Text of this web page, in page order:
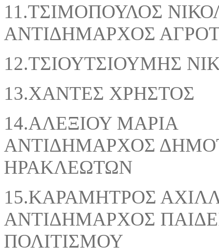
ΑΝΤΙΔΗΜΑΡΧΟΣ
12.ΤΣΙΟΥΤΣΙΟΥΜΗΣ
13.ΧΑΝΤΕΣ
ΑΝΤΙΔΗΜΑΡΧΟΣ
ΗΡΑΚΛΕΩΤΩΝ
ΑΝΤΙΔΗΜΑΡΧΟΣ
ΠΟΛΙΤΙΣΜΟΥ